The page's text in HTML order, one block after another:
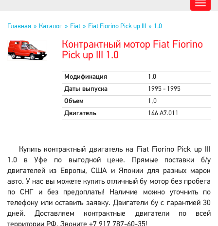
Главная Каталог Fiat Fiat Fiorino Pick up III 1.0
Контрактный мотор Fiat Fiorino
Pick up III 1.0
Модификация
1.0
Даты выпуска
1995 - 1995
Объем
1,0
Двигатель
146 A7.011
Купить контрактный двигатель на Fiat Fiorino Pick up III
1.0 в Уфе по выгодной цене. Прямые поставки б/у
двигателей из Европы, США и Японии для разных марок
авто. У нас вы можете купить отличный бу мотор без пробега
по СНГ и без предоплаты! Наличие можно уточнить по
телефону или оставить заявку. Двигатели бу с гарантией 30
дней. Доставляем контрактные двигатели по всей